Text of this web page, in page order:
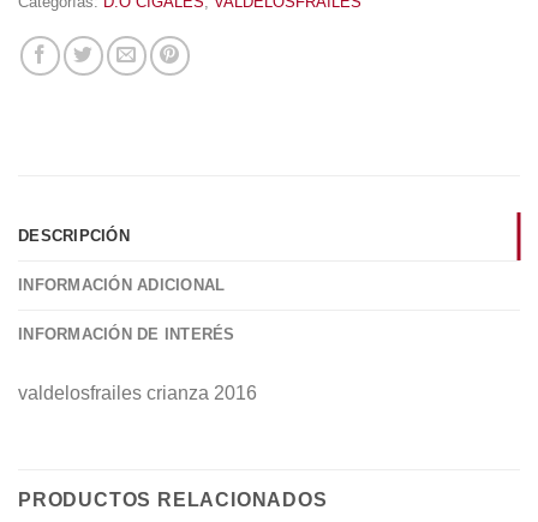
DESCRIPCIÓN
INFORMACIÓN ADICIONAL
INFORMACIÓN DE INTERÉS
valdelosfrailes crianza 2016
PRODUCTOS RELACIONADOS